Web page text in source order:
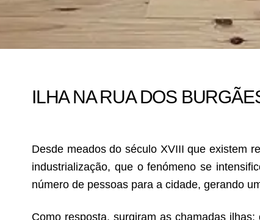
ILHA NA RUA DOS
Desde meados do século XVIII que existem
industrialização, que o fenómeno se
número de pessoas para a cidade, gerando
Como resposta, surgiram as chamadas